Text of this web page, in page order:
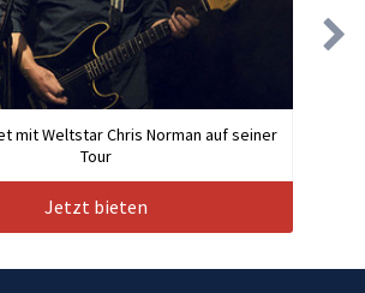
mit Weltstar Chris Norman auf seiner
Tour
Jetzt bieten